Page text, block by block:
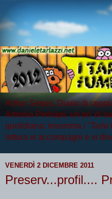
Arthur Serpis, Diario di
Artrosia Perhaps, un po' di
quotidiana: insomma i "Tarlo
lettura vi accompagni e vi
VENERDÌ 2 DICEMBRE 2011
Preserv...profil....